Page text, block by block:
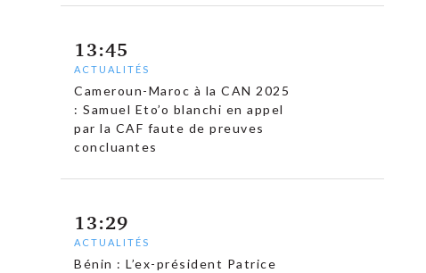
13:45
ACTUALITÉS
Cameroun-Maroc à la CAN 2025
: Samuel Eto’o blanchi en appel
par la CAF faute de preuves
concluantes
13:29
ACTUALITÉS
Bénin : L’ex-président Patrice